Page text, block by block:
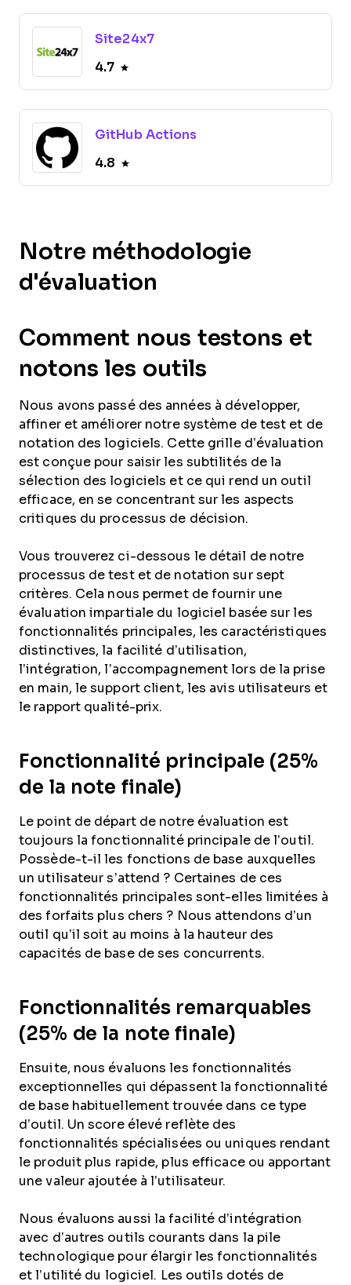
Site24x7
4.7
GitHub Actions
4.8
Notre méthodologie
d'évaluation
Comment nous testons et
notons les outils
Nous avons passé des années à développer,
affiner et améliorer notre système de test et de
notation des logiciels. Cette grille d’évaluation
est conçue pour saisir les subtilités de la
sélection des logiciels et ce qui rend un outil
efficace, en se concentrant sur les aspects
critiques du processus de décision.
Vous trouverez ci-dessous le détail de notre
processus de test et de notation sur sept
critères. Cela nous permet de fournir une
évaluation impartiale du logiciel basée sur les
fonctionnalités principales, les caractéristiques
distinctives, la facilité d’utilisation,
l’intégration, l’accompagnement lors de la prise
en main, le support client, les avis utilisateurs et
le rapport qualité-prix.
Fonctionnalité principale (25%
de la note finale)
Le point de départ de notre évaluation est
toujours la fonctionnalité principale de l’outil.
Possède-t-il les fonctions de base auxquelles
un utilisateur s’attend ? Certaines de ces
fonctionnalités principales sont-elles limitées à
des forfaits plus chers ? Nous attendons d’un
outil qu’il soit au moins à la hauteur des
capacités de base de ses concurrents.
Fonctionnalités remarquables
(25% de la note finale)
Ensuite, nous évaluons les fonctionnalités
exceptionnelles qui dépassent la fonctionnalité
de base habituellement trouvée dans ce type
d’outil. Un score élevé reflète des
fonctionnalités spécialisées ou uniques rendant
le produit plus rapide, plus efficace ou apportant
une valeur ajoutée à l’utilisateur.
Nous évaluons aussi la facilité d’intégration
avec d’autres outils courants dans la pile
technologique pour élargir les fonctionnalités
et l’utilité du logiciel. Les outils dotés de